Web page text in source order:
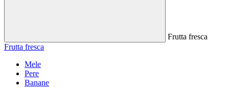
Frutta fresca
Frutta fresca
Mele
Pere
Banane